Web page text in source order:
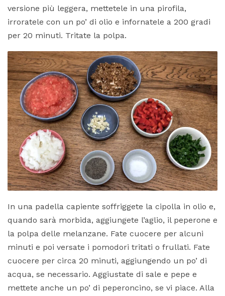
versione più leggera, mettetele in una pirofila,
irroratele con un po’ di olio e infornatele a 200 gradi
per 20 minuti. Tritate la polpa.
In una padella capiente soffriggete la cipolla in olio e,
quando sarà morbida, aggiungete l’aglio, il peperone e
la polpa delle melanzane. Fate cuocere per alcuni
minuti e poi versate i pomodori tritati o frullati. Fate
cuocere per circa 20 minuti, aggiungendo un po’ di
acqua, se necessario. Aggiustate di sale e pepe e
mettete anche un po’ di peperoncino, se vi piace. Alla